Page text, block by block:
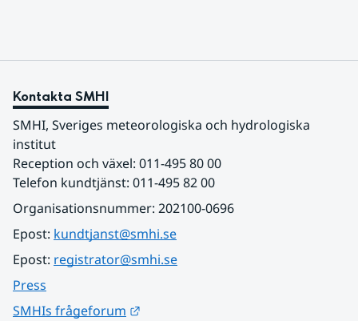
Kontakta SMHI
SMHI, Sveriges meteorologiska och hydrologiska
institut
Reception och växel: 011-495 80 00
Telefon kundtjänst: 011-495 82 00
Organisationsnummer: 202100-0696
Epost: kundtjanst@smhi.se
Epost: registrator@smhi.se
Press
SMHIs frågeforum